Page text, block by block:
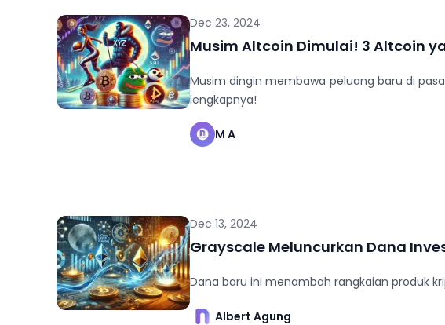
Dec 23, 2024
Musim Altcoin Dimulai! 3 Altcoin
Musim dingin membawa peluang baru di
lengkapnya!
M A
Dec 13, 2024
Grayscale Meluncurkan Dana
Dana baru ini menambah rangkaian produk
Albert Agung